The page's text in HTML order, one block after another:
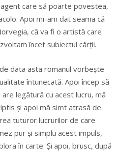
care să poarte povestea,
Apoi mi-am dat seama că
că va fi o artistă care
încet subiectul cărții.
data asta romanul vorbește
întunecată. Apoi încep să
legătură cu acest lucru, mă
și apoi mă simt atrasă de
tuturor lucrurilor de care
pur și simplu acest impuls,
în carte. Și apoi, brusc, după